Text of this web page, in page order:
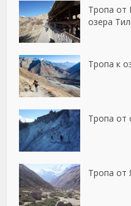
Тропа от
озера
Тропа к
Тропа от
Тропа от